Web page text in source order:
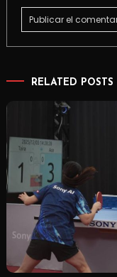
RELATED POSTS